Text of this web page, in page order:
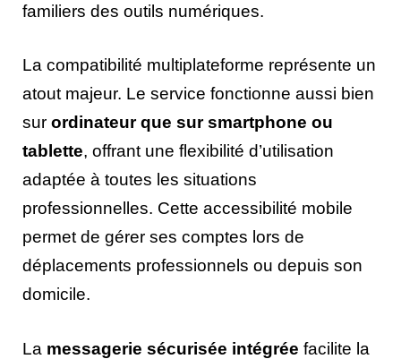
familiers des outils numériques.
La compatibilité multiplateforme représente un
atout majeur. Le service fonctionne aussi bien
sur ordinateur que sur smartphone ou
tablette, offrant une flexibilité d’utilisation
adaptée à toutes les situations
professionnelles. Cette accessibilité mobile
permet de gérer ses comptes lors de
déplacements professionnels ou depuis son
domicile.
La messagerie sécurisée intégrée facilite la